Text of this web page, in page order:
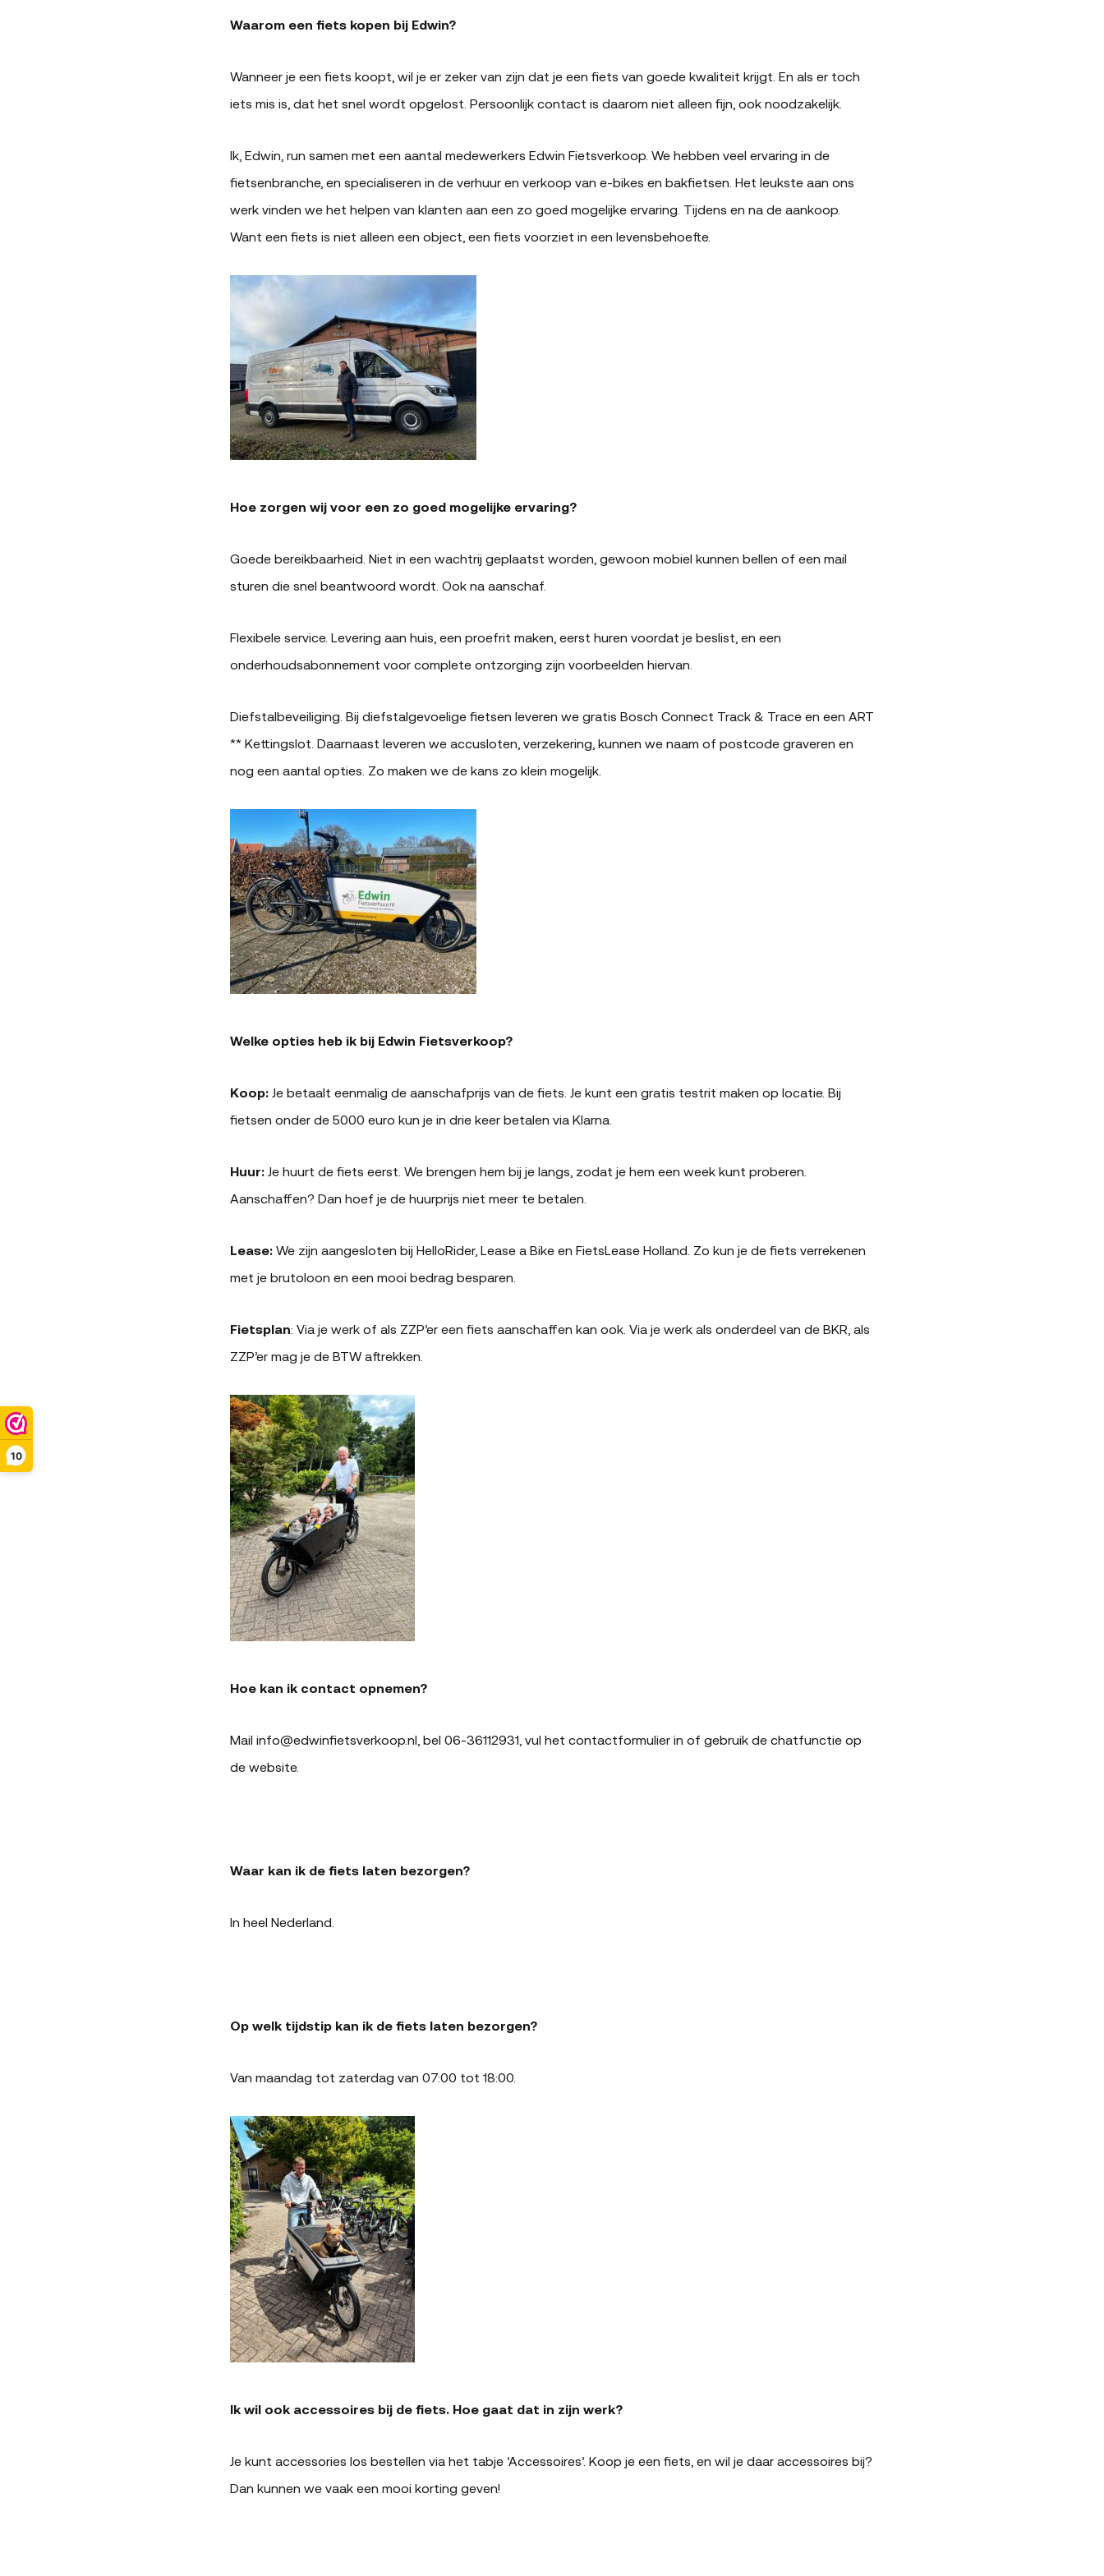
10
Waarom een fiets kopen bij Edwin?
Wanneer je een fiets koopt, wil je er zeker van zijn dat je een fiets van goede kwaliteit krijgt. En als er toch
iets mis is, dat het snel wordt opgelost. Persoonlijk contact is daarom niet alleen fijn, ook noodzakelijk.
Ik, Edwin, run samen met een aantal medewerkers Edwin Fietsverkoop. We hebben veel ervaring in de
fietsenbranche, en specialiseren in de verhuur en verkoop van e-bikes en bakfietsen. Het leukste aan ons
werk vinden we het helpen van klanten aan een zo goed mogelijke ervaring. Tijdens en na de aankoop.
Want een fiets is niet alleen een object, een fiets voorziet in een levensbehoefte.
Hoe zorgen wij voor een zo goed mogelijke ervaring?
Goede bereikbaarheid. Niet in een wachtrij geplaatst worden, gewoon mobiel kunnen bellen of een mail
sturen die snel beantwoord wordt. Ook na aanschaf.
Flexibele service. Levering aan huis, een proefrit maken, eerst huren voordat je beslist, en een
onderhoudsabonnement voor complete ontzorging zijn voorbeelden hiervan.
Diefstalbeveiliging. Bij diefstalgevoelige fietsen leveren we gratis Bosch Connect Track & Trace en een ART
** Kettingslot. Daarnaast leveren we accusloten, verzekering, kunnen we naam of postcode graveren en
nog een aantal opties. Zo maken we de kans zo klein mogelijk.
Welke opties heb ik bij Edwin Fietsverkoop?
Koop: Je betaalt eenmalig de aanschafprijs van de fiets. Je kunt een gratis testrit maken op locatie. Bij
fietsen onder de 5000 euro kun je in drie keer betalen via Klarna.
Huur: Je huurt de fiets eerst. We brengen hem bij je langs, zodat je hem een week kunt proberen.
Aanschaffen? Dan hoef je de huurprijs niet meer te betalen.
Lease: We zijn aangesloten bij HelloRider, Lease a Bike en FietsLease Holland. Zo kun je de fiets verrekenen
met je brutoloon en een mooi bedrag besparen.
Fietsplan: Via je werk of als ZZP’er een fiets aanschaffen kan ook. Via je werk als onderdeel van de BKR, als
ZZP’er mag je de BTW aftrekken.
Hoe kan ik contact opnemen?
Mail info@edwinfietsverkoop.nl, bel 06-36112931, vul het contactformulier in of gebruik de chatfunctie op
de website.
Waar kan ik de fiets laten bezorgen?
In heel Nederland.
Op welk tijdstip kan ik de fiets laten bezorgen?
Van maandag tot zaterdag van 07:00 tot 18:00.
Ik wil ook accessoires bij de fiets. Hoe gaat dat in zijn werk?
Je kunt accessories los bestellen via het tabje ‘Accessoires’. Koop je een fiets, en wil je daar accessoires bij?
Dan kunnen we vaak een mooi korting geven!